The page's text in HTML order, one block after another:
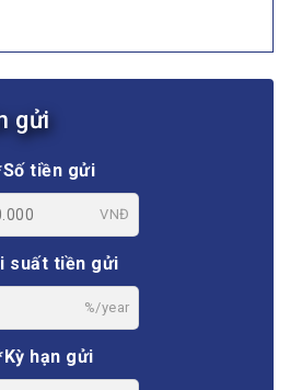
gửi
tiền gửi
VNĐ
suất tiền gửi
%/year
hạn gửi